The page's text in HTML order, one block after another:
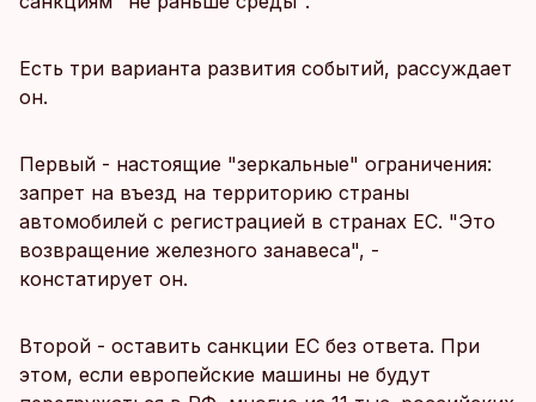
Есть три варианта развития событий, рассуждает
он.
Первый - настоящие "зеркальные" ограничения:
запрет на въезд на территорию страны
автомобилей с регистрацией в странах ЕС. "Это
возвращение железного занавеса", -
констатирует он.
Второй - оставить санкции ЕС без ответа. При
этом, если европейские машины не будут